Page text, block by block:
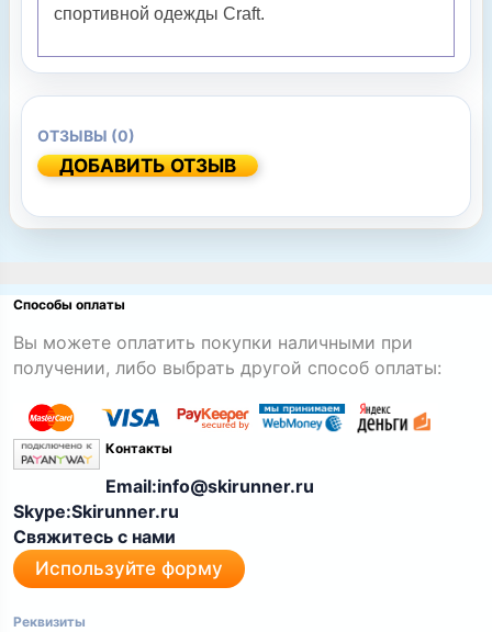
спортивной одежды Craft.
ОТЗЫВЫ (0)
ДОБАВИТЬ ОТЗЫВ
Способы оплаты
Вы можете оплатить покупки наличными при
получении, либо выбрать другой способ оплаты:
Контакты
Email:info@skirunner.ru
Skype:Skirunner.ru
Свяжитесь с нами
Используйте форму
Реквизиты